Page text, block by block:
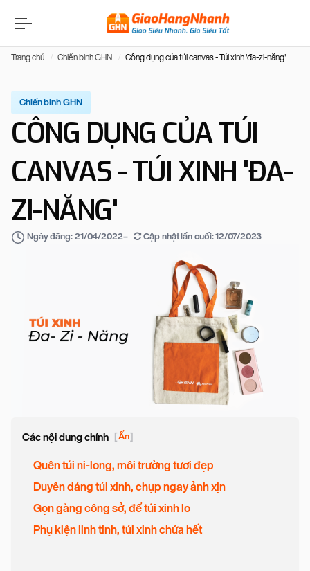
Trang chủ Chiến binh GHN Công dụng của túi canvas - Túi xinh 'đa-zi-năng'
Chiến binh GHN
CÔNG DỤNG CỦA TÚI
CANVAS - TÚI XINH 'ĐA-
ZI-NĂNG'
Ngày đăng: 21/04/2022– Cập nhật lần cuối:12/07/2023
Các nội dung chính [Ẩn]
Quên túi ni-long, môi trường tươi đẹp
Duyên dáng túi xinh, chụp ngay ảnh xịn
Gọn gàng công sở, để túi xinh lo
Phụ kiện linh tinh, túi xinh chứa hết